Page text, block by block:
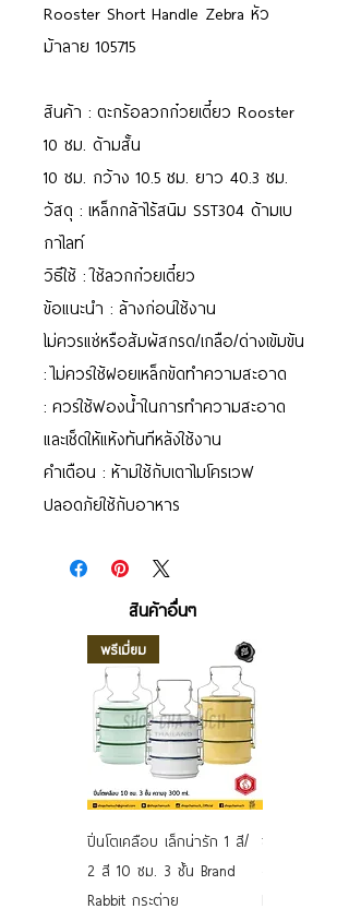
Rooster Short Handle Zebra หัว
ม้าลาย 105715
สินค้า : ตะกร้อลวกก๋วยเตี๋ยว Rooster
10 ซม. ด้ามสั้น
10 ซม. กว้าง 10.5 ซม. ยาว 40.3 ซม.
วัสดุ : เหล็กกล้าไร้สนิม SST304 ด้ามเบ
กาไลท์
วิธีใช้ : ใช้ลวกก๋วยเตี๋ยว
ข้อแนะนำ : ล้างก่อนใช้งาน
ไม่ควรแช่หรือสัมผัสกรด/เกลือ/ด่างเข้มข้น
: ไม่ควรใช้ฝอยเหล็กขัดทำความสะอาด
: ควรใช้ฟองน้ำในการทำความสะอาด
และเช็ดให้แห้งทันทีหลังใช้งาน
คำเตือน : ห้ามใช้กับเตาไมโครเวฟ
ปลอดภัยใช้กับอาหาร
สินค้าอื่นๆ
พรีเมี่ยม
ปิ่นโตเคลือบ เล็กน่ารัก 1 สี/
2 สี 10 ซม. 3 ชั้น Brand
Rabbit กระต่าย
ชามเคลือบ